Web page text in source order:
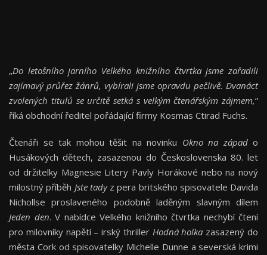
„Do letošního jarního Velkého knižního čtvrtka jsme zařadili
zajímavý průřez žánrů, vybírali jsme opravdu pečlivě. Dvanáct
zvolených titulů se určitě setká s velkým čtenářským zájmem,“
říká obchodní ředitel pořádající firmy Kosmas Ctirad Fuchs.
Čtenáři se tak mohou těšit na novinku Okno na západo
Husákových dětech, zasazenou do Československa 80. let
od držitelky Magnesie Litery Pavly Horákové nebo na nový
milostný příběh Jste tady z pera britského spisovatele Davida
Nichollse proslaveného podobně laděným slavným dílem
Jeden den. V nabídce Velkého knižního čtvrtka nechybí čtení
pro milovníky napětí – irský thriller Hodná holka zasazený do
města Cork od spisovatelky Michelle Dunne a severská krimi